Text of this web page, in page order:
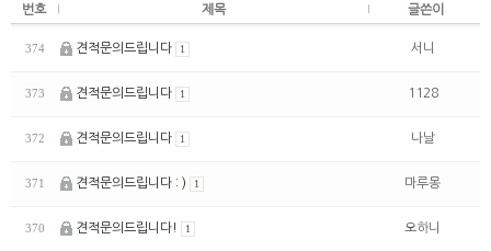
번호 제목 글쓴이
374 견적문의드립니다 1 서니
373 견적문의드립니다 1 1128
372 견적문의드립니다 1 나날
371 견적문의드립니다 : ) 1 마루몽
370 견적문의드립니다! 1 오하니